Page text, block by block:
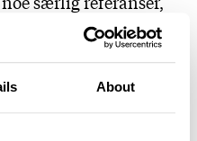
About
av ting jeg har sett,
låner også elementer
det kjente ting som
Jeg lager ikke